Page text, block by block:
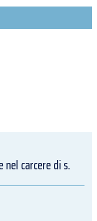
nel carcere di s.